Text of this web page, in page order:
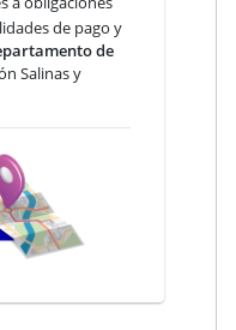
de pago y
de
Salinas y